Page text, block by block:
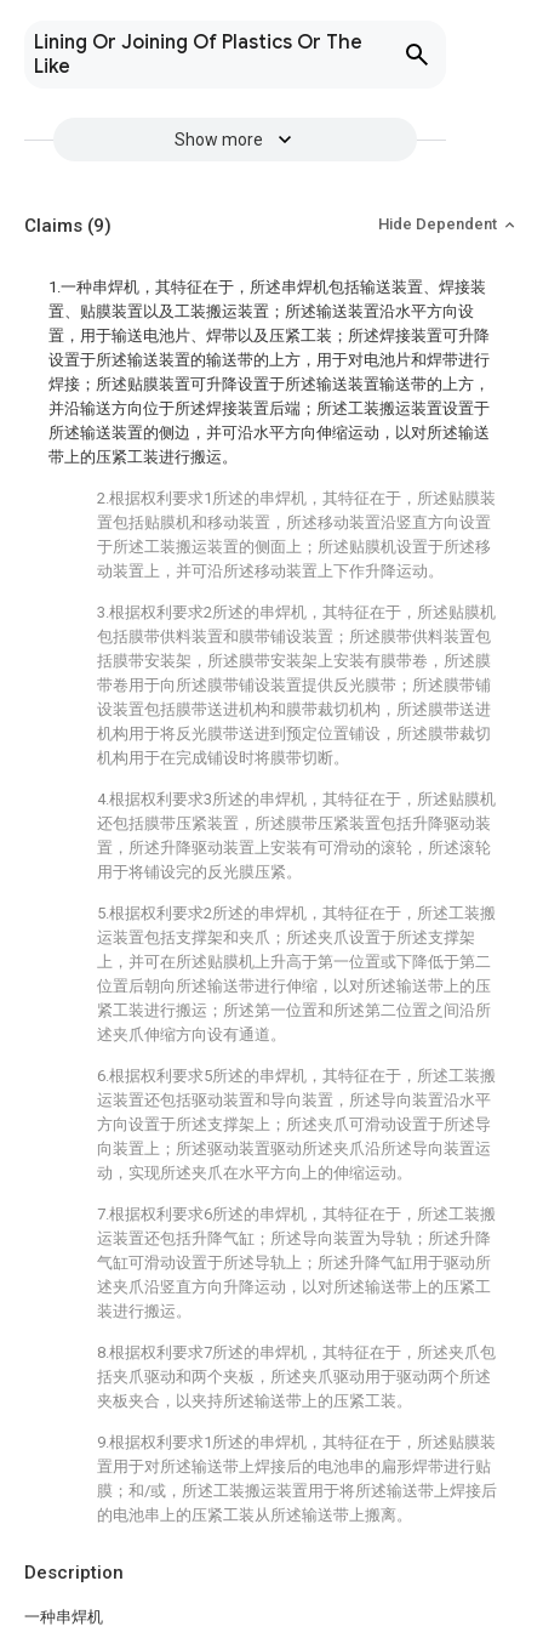
Lining Or Joining Of Plastics Or The
Like
Show more
Description
一种串焊机
Claims (9) Hide Dependent
1.一种串焊机，其特征在于，所述串焊机包括输送装置、焊接装
置、贴膜装置以及工装搬运装置；所述输送装置沿水平方向设
置，用于输送电池片、焊带以及压紧工装；所述焊接装置可升降
设置于所述输送装置的输送带的上方，用于对电池片和焊带进行
焊接；所述贴膜装置可升降设置于所述输送装置输送带的上方，
并沿输送方向位于所述焊接装置后端；所述工装搬运装置设置于
所述输送装置的侧边，并可沿水平方向伸缩运动，以对所述输送
带上的压紧工装进行搬运。
2.根据权利要求1所述的串焊机，其特征在于，所述贴膜装
置包括贴膜机和移动装置，所述移动装置沿竖直方向设置
于所述工装搬运装置的侧面上；所述贴膜机设置于所述移
动装置上，并可沿所述移动装置上下作升降运动。
3.根据权利要求2所述的串焊机，其特征在于，所述贴膜机
包括膜带供料装置和膜带铺设装置；所述膜带供料装置包
括膜带安装架，所述膜带安装架上安装有膜带卷，所述膜
带卷用于向所述膜带铺设装置提供反光膜带；所述膜带铺
设装置包括膜带送进机构和膜带裁切机构，所述膜带送进
机构用于将反光膜带送进到预定位置铺设，所述膜带裁切
机构用于在完成铺设时将膜带切断。
4.根据权利要求3所述的串焊机，其特征在于，所述贴膜机
还包括膜带压紧装置，所述膜带压紧装置包括升降驱动装
置，所述升降驱动装置上安装有可滑动的滚轮，所述滚轮
用于将铺设完的反光膜压紧。
5.根据权利要求2所述的串焊机，其特征在于，所述工装搬
运装置包括支撑架和夹爪；所述夹爪设置于所述支撑架
上，并可在所述贴膜机上升高于第一位置或下降低于第二
位置后朝向所述输送带进行伸缩，以对所述输送带上的压
紧工装进行搬运；所述第一位置和所述第二位置之间沿所
述夹爪伸缩方向设有通道。
6.根据权利要求5所述的串焊机，其特征在于，所述工装搬
运装置还包括驱动装置和导向装置，所述导向装置沿水平
方向设置于所述支撑架上；所述夹爪可滑动设置于所述导
向装置上；所述驱动装置驱动所述夹爪沿所述导向装置运
动，实现所述夹爪在水平方向上的伸缩运动。
7.根据权利要求6所述的串焊机，其特征在于，所述工装搬
运装置还包括升降气缸；所述导向装置为导轨；所述升降
气缸可滑动设置于所述导轨上；所述升降气缸用于驱动所
述夹爪沿竖直方向升降运动，以对所述输送带上的压紧工
装进行搬运。
8.根据权利要求7所述的串焊机，其特征在于，所述夹爪包
括夹爪驱动和两个夹板，所述夹爪驱动用于驱动两个所述
夹板夹合，以夹持所述输送带上的压紧工装。
9.根据权利要求1所述的串焊机，其特征在于，所述贴膜装
置用于对所述输送带上焊接后的电池串的扁形焊带进行贴
膜；和/或，所述工装搬运装置用于将所述输送带上焊接后
的电池串上的压紧工装从所述输送带上搬离。